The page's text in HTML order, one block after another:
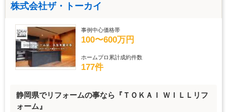
株式会社ザ・トーカイ
事例中心価格帯
100〜600万円
ホームプロ累計成約件数
177件
静岡県でリフォームの事なら『ＴＯＫＡＩ ＷＩＬＬリフ
ォーム』